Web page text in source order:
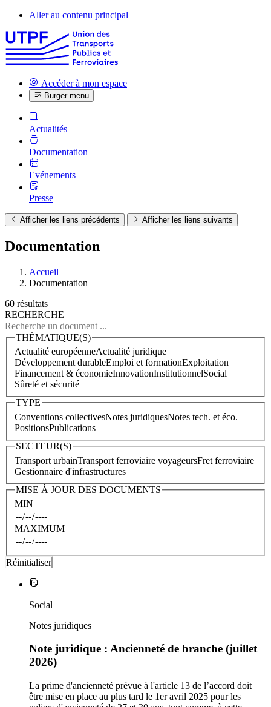
Aller au contenu principal
Accéder à mon espace
Burger menu
Actualités
Documentation
Evénements
Presse
Afficher les liens précédents Afficher les liens suivants
Documentation
Accueil
Documentation
60 résultats
RECHERCHE
THÉMATIQUE(S)
Actualité européenneActualité juridique
Développement durableEmploi et formationExploitation
Financement & économieInnovationInstitutionnelSocial
Sûreté et sécurité
TYPE
Conventions collectivesNotes juridiquesNotes tech. et éco.
PositionsPublications
SECTEUR(S)
Transport urbainTransport ferroviaire voyageursFret ferroviaire
Gestionnaire d'infrastructures
MISE À JOUR DES DOCUMENTS
MIN
MAXIMUM
Social
Notes juridiques
Note juridique : Ancienneté de branche (juillet
2026)
La prime d'ancienneté prévue à l'article 13 de l’accord doit
être mise en place au plus tard le 1er avril 2025 pour les